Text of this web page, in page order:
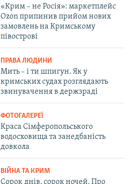
«Крим – не Росія»: маркетплейс
Ozon припинив прийом нових
замовлень на Кримському
півострові
ПРАВА ЛЮДИНИ
Мить – і ти шпигун. Як у
кримських судах розглядають
звинувачення в держзраді
ФОТОГАЛЕРЕЇ
Краса Сімферопольського
водосховища та занедбаність
довкола
ВІЙНА ТА КРИМ
Сорок днів, сорок ночей. Про